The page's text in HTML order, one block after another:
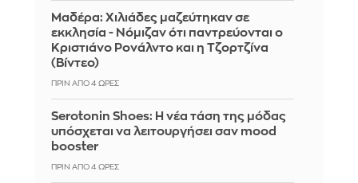
Μαδέρα: Χιλιάδες μαζεύτηκαν σε
εκκλησία - Νόμιζαν ότι παντρεύονται ο
Κριστιάνο Ρονάλντο και η Τζορτζίνα
(Βίντεο)
ΠΡΙΝ ΑΠΌ 4 ΏΡΕΣ
Serotonin Shoes: Η νέα τάση της μόδας
υπόσχεται να λειτουργήσει σαν mood
booster
ΠΡΙΝ ΑΠΌ 4 ΏΡΕΣ